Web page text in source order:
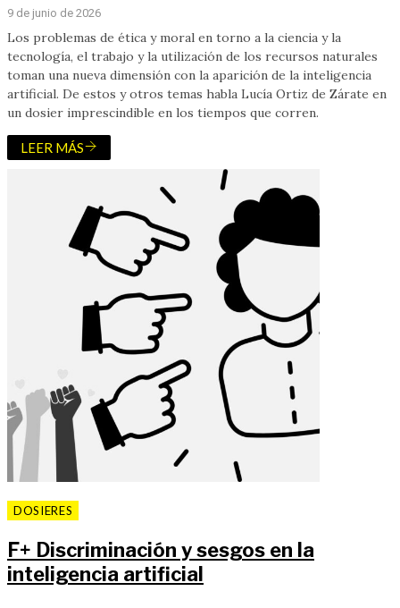
9 de junio de 2026
Los problemas de ética y moral en torno a la ciencia y la
tecnología, el trabajo y la utilización de los recursos naturales
toman una nueva dimensión con la aparición de la inteligencia
artificial. De estos y otros temas habla Lucía Ortiz de Zárate en
un dosier imprescindible en los tiempos que corren.
LEER MÁS
DOSIERES
F+ Discriminación y sesgos en la
inteligencia artificial